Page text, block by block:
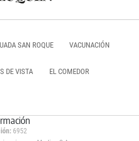
SAN ROQUE VACUNACIÓN
DE VISTA EL COMEDOR
6952